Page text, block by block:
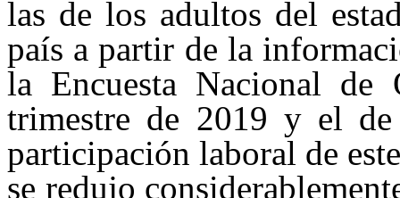
las de los adultos del
país a partir de la
la Encuesta Nacional de
trimestre de 2019 y el
participación laboral de
se redujo